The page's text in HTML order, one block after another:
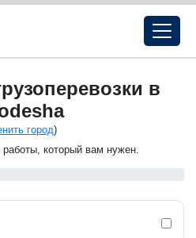
в
город)
который вам нужен.